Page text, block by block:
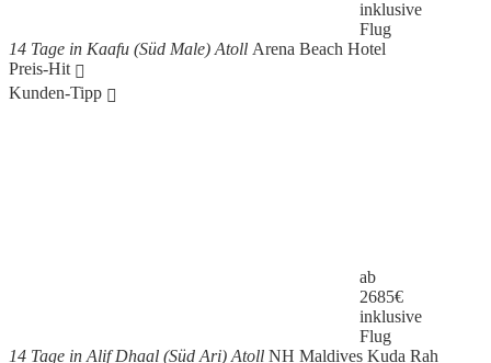
inklusive
Flug
14 Tage in Kaafu (Süd Male) Atoll Arena Beach Hotel
Preis-Hit
Kunden-Tipp
ab
2685€
inklusive
Flug
14 Tage in Alif Dhaal (Süd Ari) Atoll NH Maldives Kuda Rah